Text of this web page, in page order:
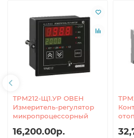
ТРМ212-Щ1.УР ОВЕН
Измеритель-регулятор
микропроцессорный
16,200.00р.